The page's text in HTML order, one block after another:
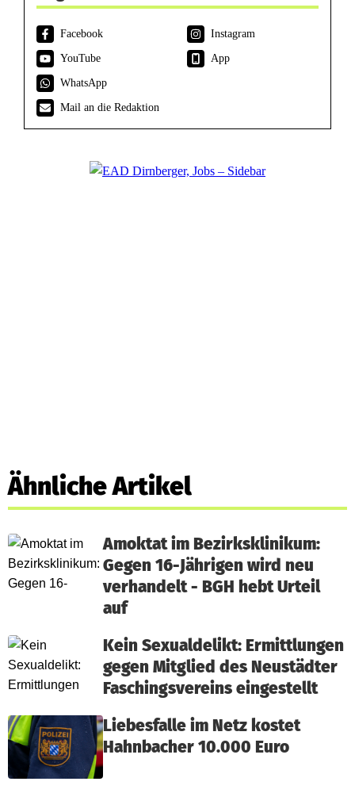
Facebook
Instagram
YouTube
App
WhatsApp
Mail an die Redaktion
Ähnliche Artikel
Amoktat im Bezirksklinikum:
Gegen 16-Jährigen wird neu
verhandelt - BGH hebt Urteil
auf
Kein Sexualdelikt: Ermittlungen
gegen Mitglied des Neustädter
Faschingsvereins eingestellt
Liebesfalle im Netz kostet
Hahnbacher 10.000 Euro